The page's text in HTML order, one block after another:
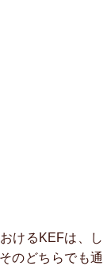
けるKEFは、し
のどちらでも通